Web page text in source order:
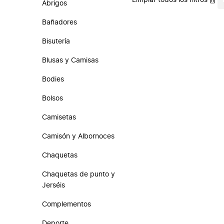
Abrigos
Bañadores
Bisutería
Blusas y Camisas
Bodies
Bolsos
Camisetas
Camisón y Albornoces
Chaquetas
Chaquetas de punto y
Jerséis
Complementos